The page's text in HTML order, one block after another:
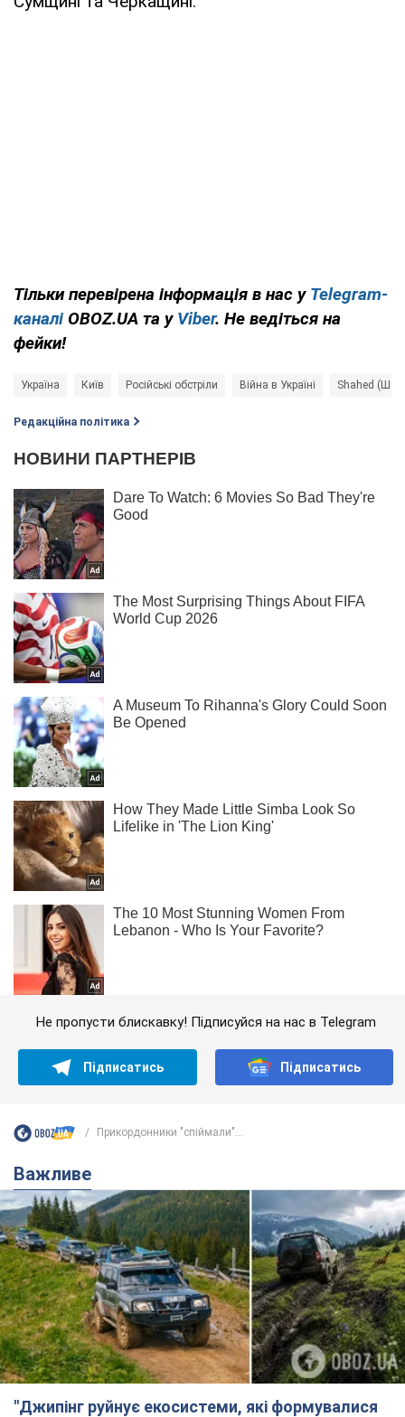
Тільки перевірена інформація в нас у Telegram-
каналі OBOZ.UA та у Viber. Не ведіться на
фейки!
Україна Київ Російські обстріли Війна в Україні Shahed
Редакційна політика
Не пропусти блискавку! Підписуйся на нас в Telegram
Підписатись Підписатись
Прикордонники "спіймали"...
Важливе
"Джипінг руйнує екосистеми, які формувалися